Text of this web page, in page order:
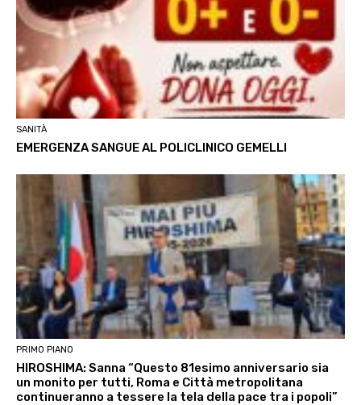
SANITÀ
EMERGENZA SANGUE AL POLICLINICO GEMELLI
PRIMO PIANO
HIROSHIMA: Sanna “Questo 81esimo anniversario sia
un monito per tutti, Roma e Città metropolitana
continueranno a tessere la tela della pace tra i popoli”